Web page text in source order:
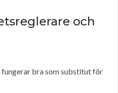
och
bra som substitut för